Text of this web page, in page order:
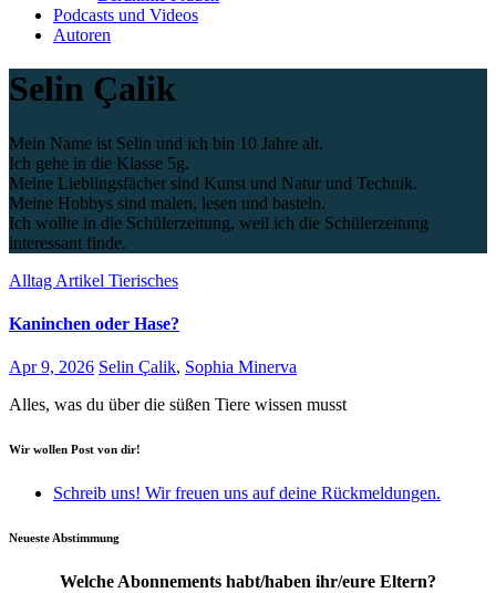
Podcasts und Videos
Autoren
Selin Çalik
Mein Name ist Selin und ich bin 10 Jahre alt.
Ich gehe in die Klasse 5g.
Meine Lieblingsfächer sind Kunst und Natur und Technik.
Meine Hobbys sind malen, lesen und basteln.
Ich wollte in die Schülerzeitung, weil ich die Schülerzeitung
interessant finde.
Alltag Artikel Tierisches
Kaninchen oder Hase?
Apr 9, 2026 Selin Çalik, Sophia Minerva
Alles, was du über die süßen Tiere wissen musst
Wir wollen Post von dir!
Schreib uns! Wir freuen uns auf deine Rückmeldungen.
Neueste Abstimmung
Welche Abonnements habt/haben ihr/eure Eltern?